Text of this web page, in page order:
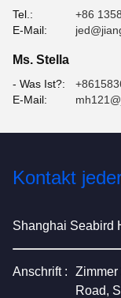
Tel.:
+86
E-Mail:
Ms. Stella
- Was Ist?:
E-Mail:
Kontakt
Shanghai Seabird
Anschrift :
Zimmer
Road,